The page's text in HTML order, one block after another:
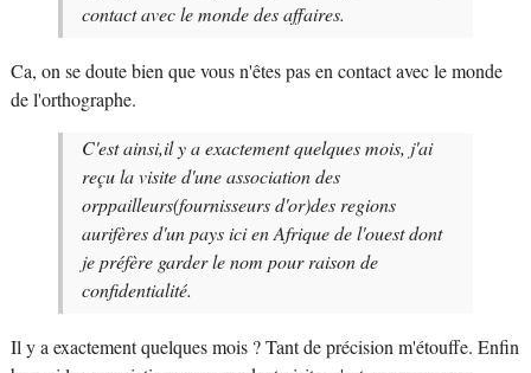
contact avec le monde des affaires.
Ca, on se doute bien que vous n'êtes pas en contact avec le monde
de l'orthographe.
C'est ainsi,il y a exactement quelques mois, j'ai
reçu la visite d'une association des
orppailleurs(fournisseurs d'or)des regions
aurifères d'un pays ici en Afrique de l'ouest dont
je préfère garder le nom pour raison de
confidentialité.
Il y a exactement quelques mois ? Tant de précision m'étouffe. Enfin